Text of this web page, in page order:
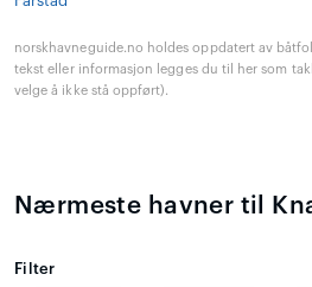
norskhavneguide.no holdes oppdatert av
tekst eller informasjon legges du til her som
velge å ikke stå oppført).
Nærmeste havner til
Filter